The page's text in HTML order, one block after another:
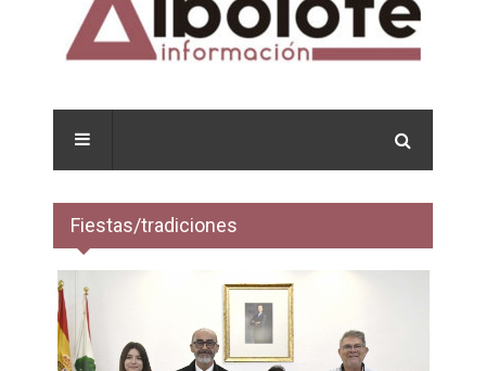
Fiestas/tradiciones